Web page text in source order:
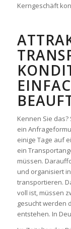
Kerngeschäft
Kennen Sie
ein
einige Tage auf
ein
müssen.
und organisiert
transportieren.
voll ist, müssen
gesucht werden
entstehen. In